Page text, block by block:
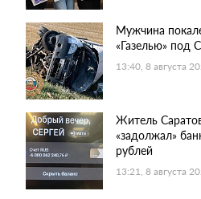
Мужчина
«Газелью» под
13:40, 8 августа
Житель
«задолжал»
рублей
13:21, 8 августа